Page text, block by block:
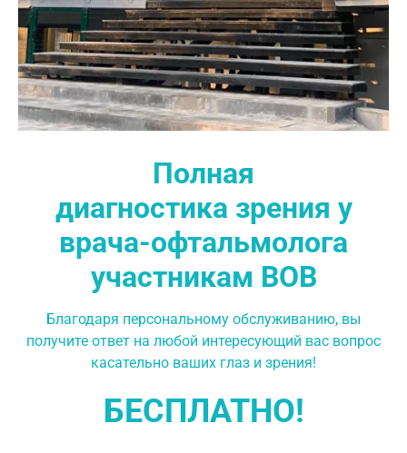
Полная
диагностика зрения у
врача-офтальмолога
участникам ВОВ
Благодаря персональному обслуживанию, вы
получите ответ на любой интересующий вас вопрос
касательно ваших глаз и зрения!
БЕСПЛАТНО!